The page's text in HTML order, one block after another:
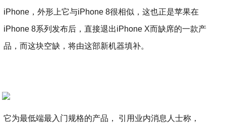
iPhone，外形上它与iPhone 8很相似，这也正是苹果在
iPhone 8系列发布后，直接退出iPhone X而缺席的一款产
品，而这块空缺，将由这部新机器填补。
它为最低端最入门规格的产品， 引用业内消息人士称，